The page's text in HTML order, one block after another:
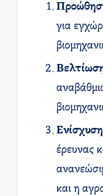
για
έρευνας
και η